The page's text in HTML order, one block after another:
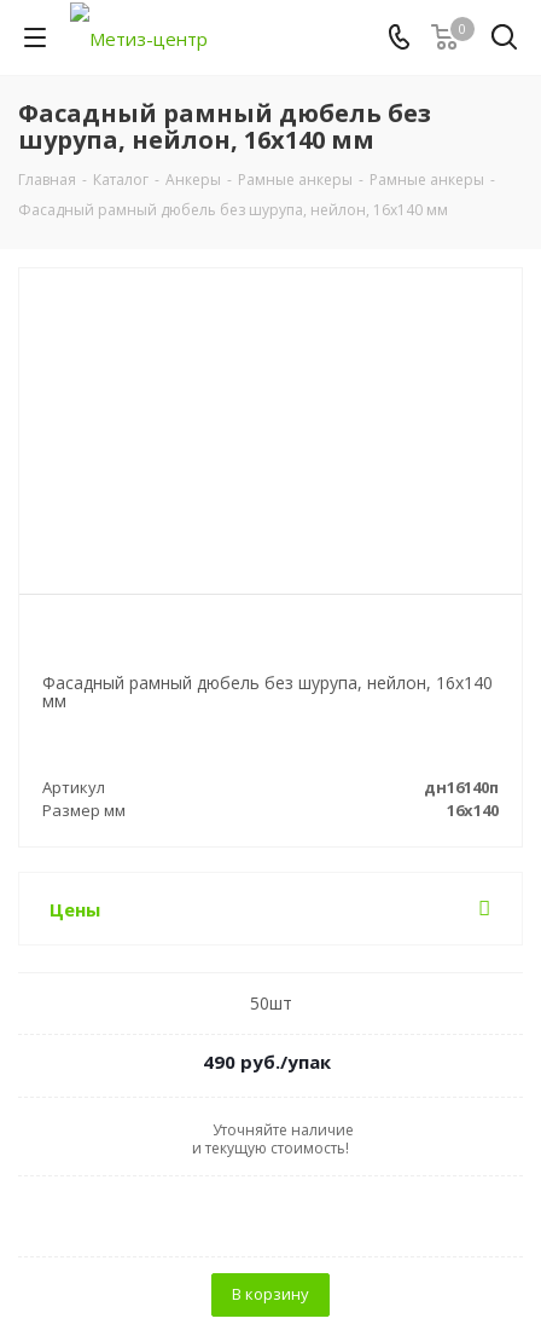
0
Фасадный рамный дюбель без
шурупа, нейлон, 16х140 мм
Главная - Каталог - Анкеры - Рамные анкеры - Рамные анкеры -
Фасадный рамный дюбель без шурупа, нейлон, 16х140 мм
Фасадный рамный дюбель без шурупа, нейлон, 16х140
мм
Артикул
дн16140п
Размер мм
16х140
Цены
50шт
490руб./упак
Уточняйте наличие
и текущую стоимость!
В корзину